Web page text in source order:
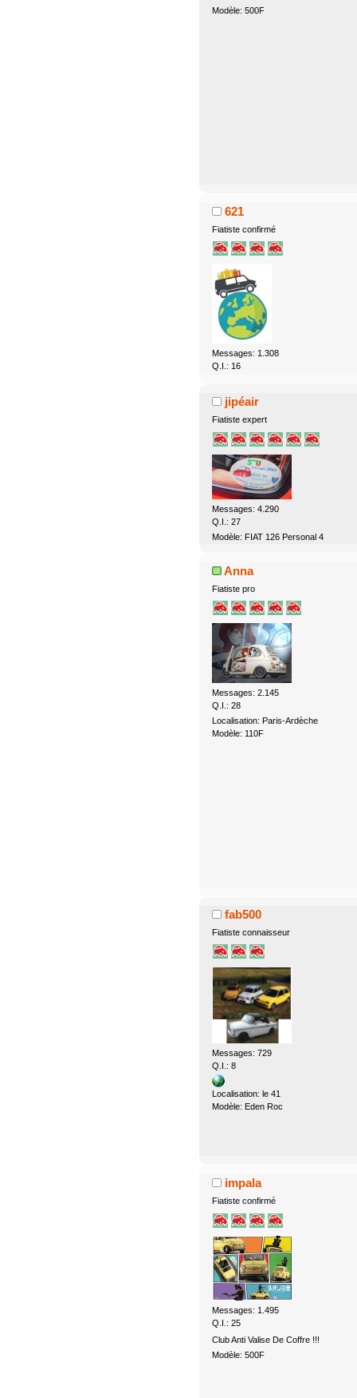
Modèle: 500F
621
Fiatiste confirmé
Messages: 1.308
Q.I.: 16
jipéair
Fiatiste expert
Messages: 4.290
Q.I.: 27
Modèle: FIAT 126 Personal 4
Anna
Fiatiste pro
Messages: 2.145
Q.I.: 28
Localisation: Paris-Ardèche
Modèle: 110F
fab500
Fiatiste connaisseur
Messages: 729
Q.I.: 8
Localisation: le 41
Modèle: Eden Roc
impala
Fiatiste confirmé
Messages: 1.495
Q.I.: 25
Club Anti Valise De Coffre !!!
Modèle: 500F